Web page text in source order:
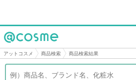
@cosme
アットコスメ 商品検索 商品検索結果